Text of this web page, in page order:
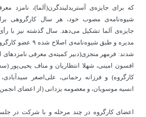
که برای جایزه‌ی آستریدلیندگرن(آلما)، نامزد
شیوه‌نامه‌ی مصوب خود، هر سال کارگروهی
جایزه‌ی آلما تشکیل می‌دهد. سال گذشته نیز با
مدیره و طبق
شدند: فرمهر منجزی(دبیر کمیته‌ی معرفی نامزدهای
افسون امینی، شهلا انتظاریان و مناف یحیی‌پور
کارگروه) و فرزانه رحمانی، علی‌اصغر
انسیه موسویان، و معصومه یزدانی (از اعضای
اعضای کارگروه در چند مرحله و با شرکت در